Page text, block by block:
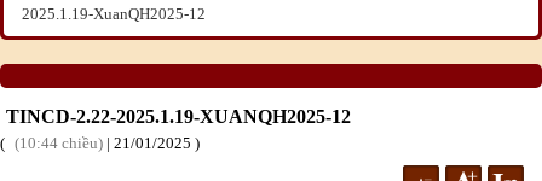
2025.1.19-XuanQH2025-12
TINCD-2.22-2025.1.19-XUANQH2025-12
10:44 chiều | 21 /01 /2025